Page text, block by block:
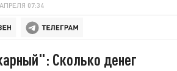
07:34
Сколько денег